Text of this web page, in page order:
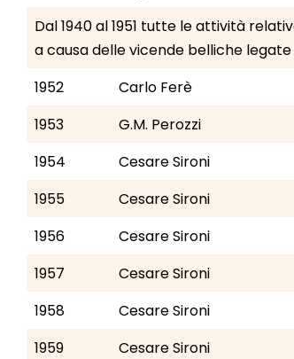
Dal 1940 al 1951 tutte le attività
a causa delle vicende belliche
1952
Carlo Ferè
1953
G.M. Perozzi
1954
Cesare Sironi
1955
Cesare Sironi
1956
Cesare Sironi
1957
Cesare Sironi
1958
Cesare Sironi
1959
Cesare Sironi